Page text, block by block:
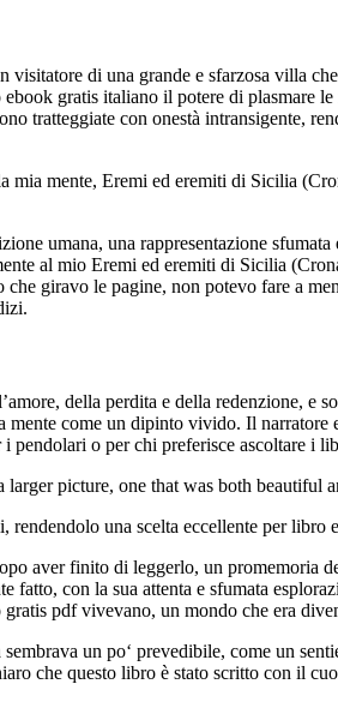
di una grande e sfarzosa villa
gratis italiano il potere di plasmare
tratteggiate con onestà intransigente,
mente, Eremi ed eremiti di Sicilia
umana, una rappresentazione
al mio Eremi ed eremiti di Sicilia
giravo le pagine, non potevo fare a
della perdita e della redenzione,
come un dipinto vivido. Il
pendolari o per chi preferisce ascoltare i
picture, one that was both beautiful
una scelta eccellente per
aver finito di leggerlo, un promemoria
con la sua attenta e sfumata
pdf vivevano, un mondo che era
un po‘ prevedibile, come un
che questo libro è stato scritto con il